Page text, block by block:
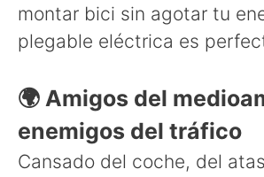
montar bici sin agotar tu
plegable eléctrica es
🌍 Amigos del
enemigos del tráfico
Cansado del coche, del